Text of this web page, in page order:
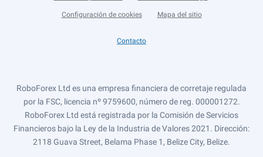
Configuración de cookies Mapa del sitio
Contacto
RoboForex Ltd es una empresa financiera de corretaje regulada
por la FSC, licencia nº 9759600, número de reg. 000001272.
RoboForex Ltd está registrada por la Comisión de Servicios
Financieros bajo la Ley de la Industria de Valores 2021. Dirección:
2118 Guava Street, Belama Phase 1, Belize City, Belize.